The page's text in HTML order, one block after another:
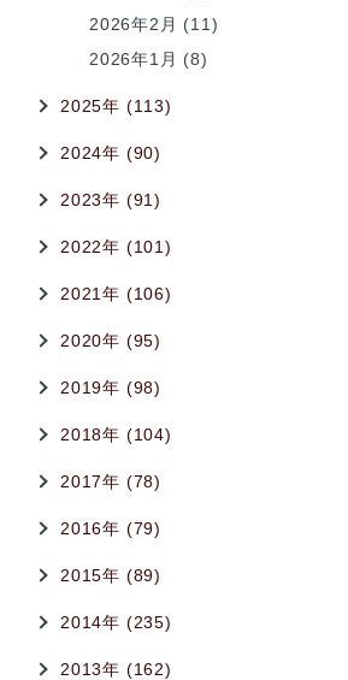
2026年2月 (11)
2026年1月 (8)
2025年 (113)
2024年 (90)
2023年 (91)
2022年 (101)
2021年 (106)
2020年 (95)
2019年 (98)
2018年 (104)
2017年 (78)
2016年 (79)
2015年 (89)
2014年 (235)
2013年 (162)